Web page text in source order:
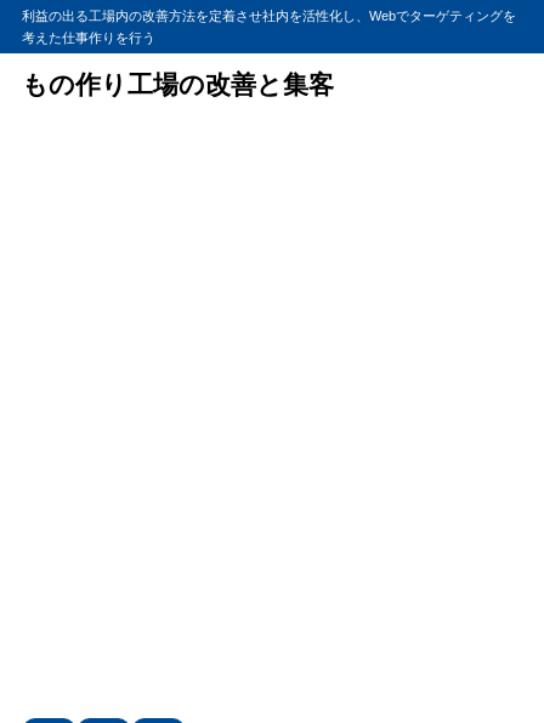
利益の出る工場内の改善方法を定着させ社内を活性化し、Webでターゲティングを
考えた仕事作りを行う
もの作り工場の改善と集客